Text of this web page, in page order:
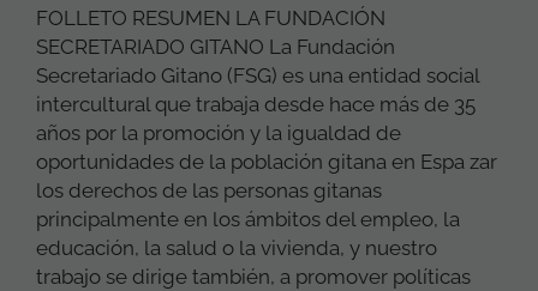
FOLLETO RESUMEN LA FUNDACIÓN
SECRETARIADO GITANO La Fundación
Secretariado Gitano (FSG) es una entidad social
intercultural que trabaja desde hace más de 35
años por la promoción y la igualdad de
oportunidades de la población gitana en Espa zar
los derechos de las personas gitanas
principalmente en los ámbitos del empleo, la
educación, la salud o la vivienda, y nuestro
trabajo se dirige también, a promover políticas